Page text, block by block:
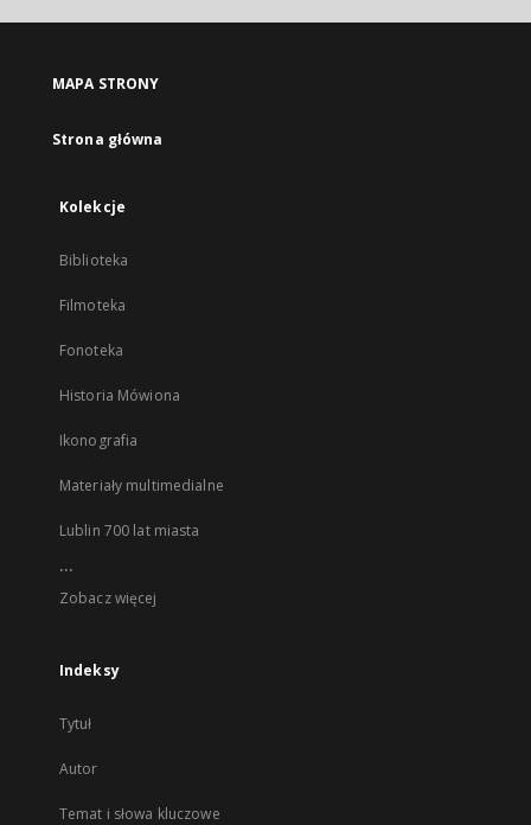
się
karcie
MAPA STRONY
Strona główna
Kolekcje
Biblioteka
Filmoteka
Fonoteka
Historia Mówiona
Ikonografia
Materiały multimedialne
Lublin 700 lat miasta
...
Zobacz więcej
Indeksy
Tytuł
Autor
Temat i słowa kluczowe